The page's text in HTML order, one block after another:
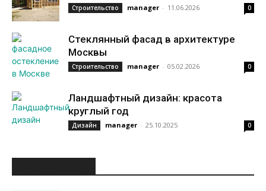
Строительство manager - 11.06.2026 0
Стеклянный фасад в архитектуре
Москвы
Строительство manager - 05.02.2026 0
Ландшафтный дизайн: красота
круглый год
Дизайн manager - 25.10.2025 0